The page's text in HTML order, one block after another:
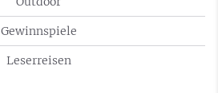
Gewinnspiele
Leserreisen